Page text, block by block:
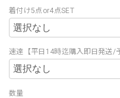
着付け5点or4点SET
速達【平日14時迄購入即日発送/
数量